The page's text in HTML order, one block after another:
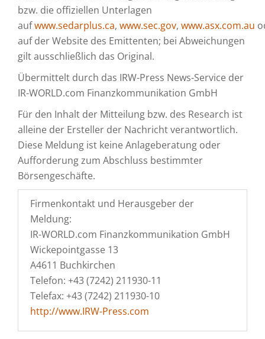
bzw. die offiziellen Unterlagen
aufwww.sedarplus.ca, www.sec.gov, www.asx.com.au
auf der Website des Emittenten; bei Abweichungen
gilt ausschließlich das Original.
Übermittelt durch das IRW-Press News-Service der
IR-WORLD.com Finanzkommunikation GmbH
Für den Inhalt der Mitteilung bzw. des Research ist
alleine der Ersteller der Nachricht verantwortlich.
Diese Meldung ist keine Anlageberatung oder
Aufforderung zum Abschluss bestimmter
Börsengeschäfte.
Firmenkontakt und Herausgeber der
Meldung:
IR-WORLD.com Finanzkommunikation GmbH
Wickepointgasse 13
A4611 Buchkirchen
Telefon: +43 (7242) 211930-11
Telefax: +43 (7242) 211930-10
http://www.IRW-Press.com